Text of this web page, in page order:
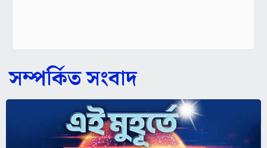
সম্পর্কিত সংবাদ